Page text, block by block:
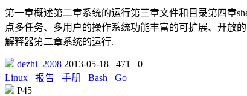
第一章概述第二章系统的运行第三章文件和目录第四章
点多任务、多用户的操作系统功能丰富的可扩展、开放
解释器第二章系统的运行.
dezhi_2008 2013-05-18 471
0
Linux
报告 手册 Bash
Go
P45